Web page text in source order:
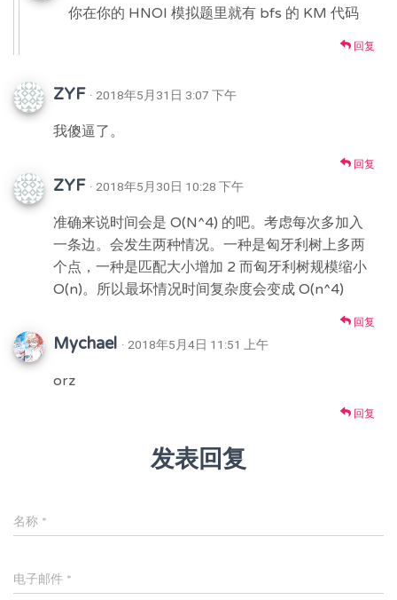
你在你的 HNOI 模拟题里就有 bfs 的 KM 代码
回复
ZYF · 2018年5月31日 3:07 下午
我傻逼了。
回复
ZYF · 2018年5月30日 10:28 下午
准确来说时间会是 O(N^4) 的吧。考虑每次多加入
一条边。会发生两种情况。一种是匈牙利树上多两
个点，一种是匹配大小增加 2 而匈牙利树规模缩小
O(n)。所以最坏情况时间复杂度会变成 O(n^4)
回复
Mychael · 2018年5月4日 11:51 上午
orz
回复
发表回复
名称 *
电子邮件 *